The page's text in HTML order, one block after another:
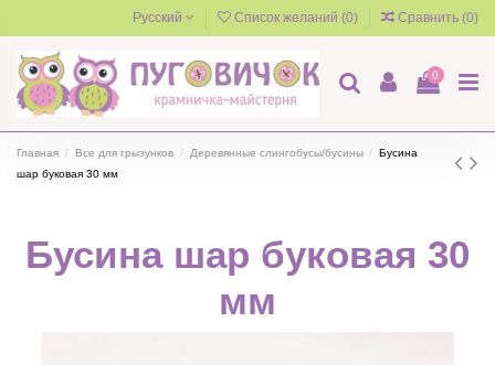
Русский Список желаний (0) Сравнить (0)
0
Главная Все для грызунков Деревянные слингобусы/бусины
Бусина
шар буковая 30 мм
Бусина шар буковая 30
мм